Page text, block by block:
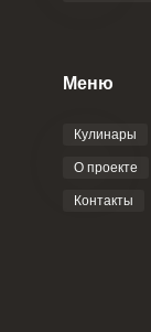
Меню
Кулинары
О проекте
Контакты